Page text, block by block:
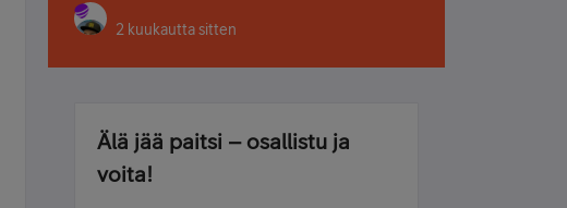
2 kuukautta sitten
Älä jää paitsi – osallistu ja
voita!